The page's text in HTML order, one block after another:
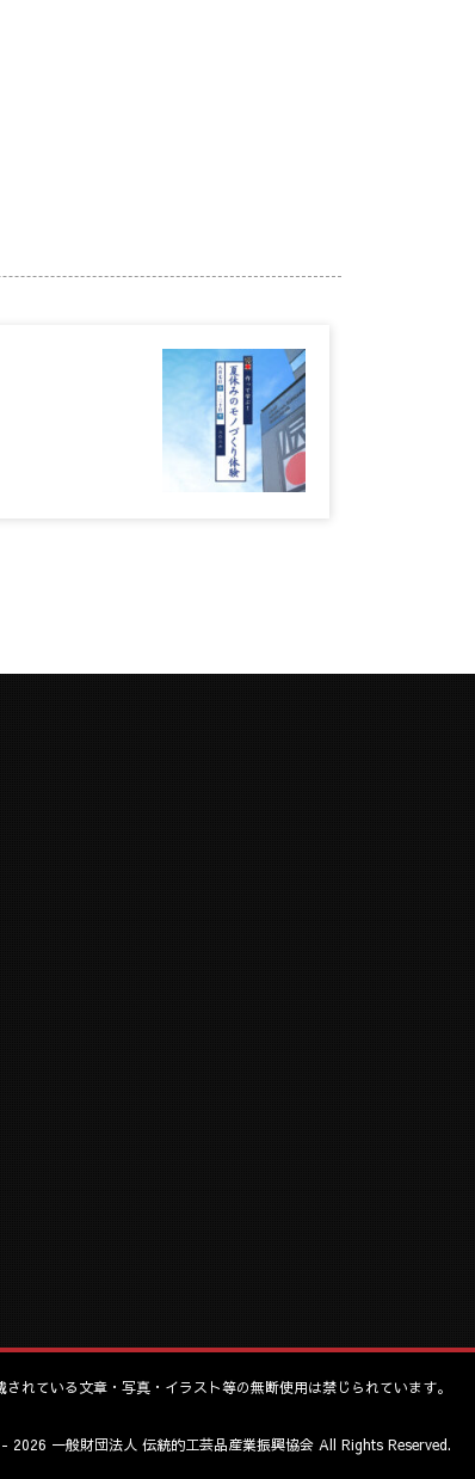
れている文章・写真・イラスト等の無断使用は禁じられています。
一般財団法人 伝統的工芸品産業振興協会 All Rights Reserved.